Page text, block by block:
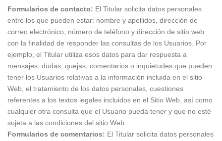
Formularios de contacto: El Titular solicita datos personales
entre los que pueden estar: nombre y apellidos, dirección de
correo electrónico, número de teléfono y dirección de sitio web
con la finalidad de responder las consultas de los Usuarios. Por
ejemplo, el Titular utiliza esos datos para dar respuesta a
mensajes, dudas, quejas, comentarios o inquietudes que pueden
tener los Usuarios relativas a la información incluida en el sitio
Web, el tratamiento de los datos personales, cuestiones
referentes a los textos legales incluidos en el Sitio Web, así como
cualquier otra consulta que el Usuario pueda tener y que no esté
sujeta a las condiciones del sitio Web.
Formularios de comentarios: El Titular solicita datos personales